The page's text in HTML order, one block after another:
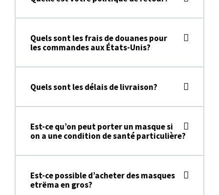
Quels sont les frais de douanes pour
les commandes aux États-Unis?
Quels sont les délais de livraison?
Est-ce qu’on peut porter un masque si
on a une condition de santé particulière?
Est-ce possible d’acheter des masques
etrëma en gros?